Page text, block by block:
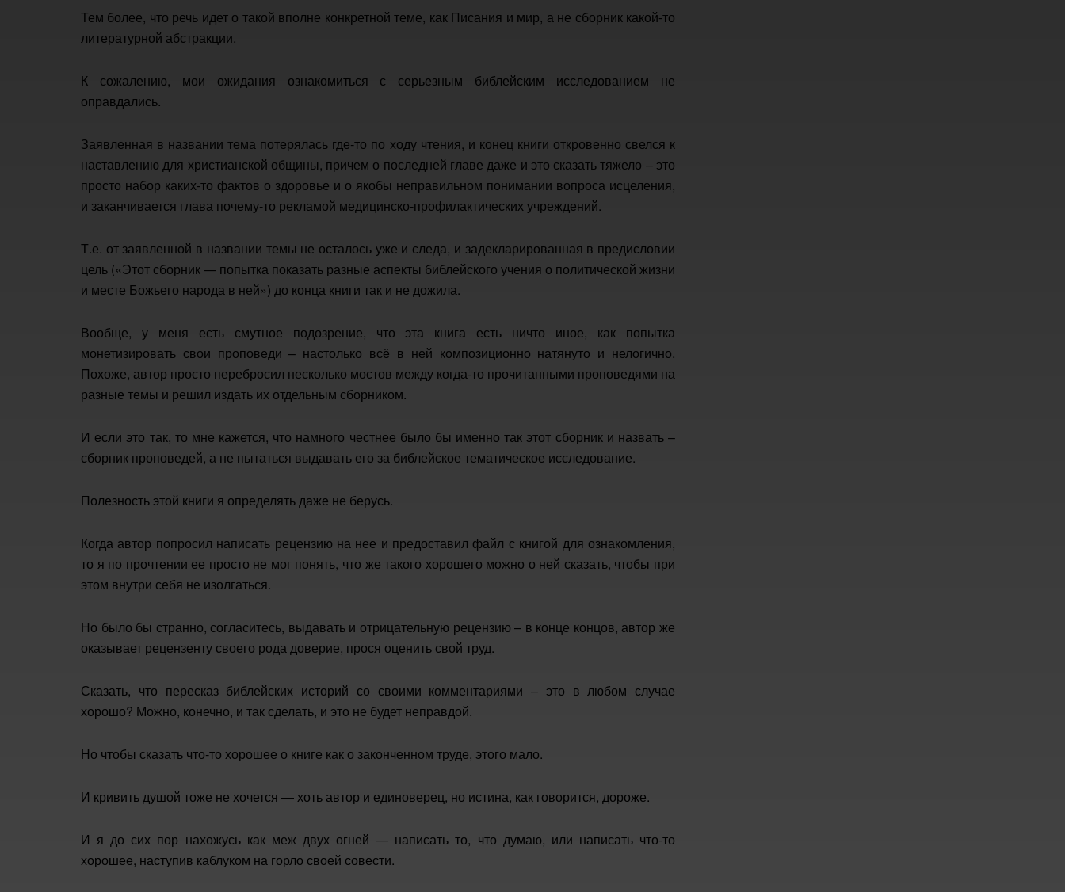
Тем более, что речь идет о такой вполне конкретной теме, как Писания и мир, а не сборник какой-то
литературной абстракции.
К сожалению, мои ожидания ознакомиться с серьезным библейским исследованием не
оправдались.
Заявленная в названии тема потерялась где-то по ходу чтения, и конец книги откровенно свелся к
наставлению для христианской общины, причем о последней главе даже и это сказать тяжело – это
просто набор каких-то фактов о здоровье и о якобы неправильном понимании вопроса исцеления,
и заканчивается глава почему-то рекламой медицинско-профилактических учреждений.
Т.е. от заявленной в названии темы не осталось уже и следа, и задекларированная в предисловии
цель («Этот сборник — попытка показать разные аспекты библейского учения о политической жизни
и месте Божьего народа в ней») до конца книги так и не дожила.
Вообще, у меня есть смутное подозрение, что эта книга есть ничто иное, как попытка
монетизировать свои проповеди – настолько всё в ней композиционно натянуто и нелогично.
Похоже, автор просто перебросил несколько мостов между когда-то прочитанными проповедями на
разные темы и решил издать их отдельным сборником.
И если это так, то мне кажется, что намного честнее было бы именно так этот сборник и назвать –
сборник проповедей, а не пытаться выдавать его за библейское тематическое исследование.
Полезность этой книги я определять даже не берусь.
Когда автор попросил написать рецензию на нее и предоставил файл с книгой для ознакомления,
то я по прочтении ее просто не мог понять, что же такого хорошего можно о ней сказать, чтобы при
этом внутри себя не изолгаться.
Но было бы странно, согласитесь, выдавать и отрицательную рецензию – в конце концов, автор же
оказывает рецензенту своего рода доверие, прося оценить свой труд.
Сказать, что пересказ библейских историй со своими комментариями – это в любом случае
хорошо? Можно, конечно, и так сделать, и это не будет неправдой.
Но чтобы сказать что-то хорошее о книге как о законченном труде, этого мало.
И кривить душой тоже не хочется — хоть автор и единоверец, но истина, как говорится, дороже.
И я до сих пор нахожусь как меж двух огней — написать то, что думаю, или написать что-то
хорошее, наступив каблуком на горло своей совести.